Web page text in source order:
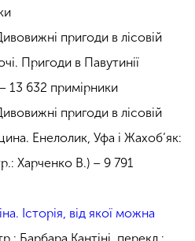
пригоди в лісовій
Пригоди в Павутинії
13 632 примірники
пригоди в лісовій
Енелолик, Уфа і Жахоб’як:
Харченко В.) – 9 791
Історія, від якої можна